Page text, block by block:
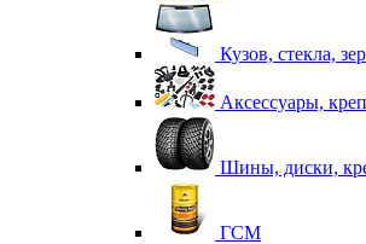
Кузов, стекла,
Аксессуары,
Шины, диски,
ГСМ